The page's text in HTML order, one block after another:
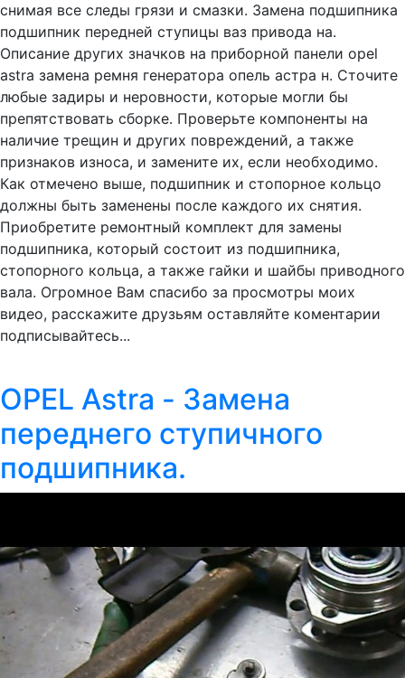
снимая все следы грязи и смазки. Замена подшипника
подшипник передней ступицы ваз привода на.
Описание других значков на приборной панели opel
astra замена ремня генератора опель астра н. Сточите
любые задиры и неровности, которые могли бы
препятствовать сборке. Проверьте компоненты на
наличие трещин и других повреждений, а также
признаков износа, и замените их, если необходимо.
Как отмечено выше, подшипник и стопорное кольцо
должны быть заменены после каждого их снятия.
Приобретите ремонтный комплект для замены
подшипника, который состоит из подшипника,
стопорного кольца, а также гайки и шайбы приводного
вала. Огромное Вам спасибо за просмотры моих
видео, расскажите друзьям оставляйте коментарии
подписывайтесь...
OPEL Astra - Замена
переднего ступичного
подшипника.